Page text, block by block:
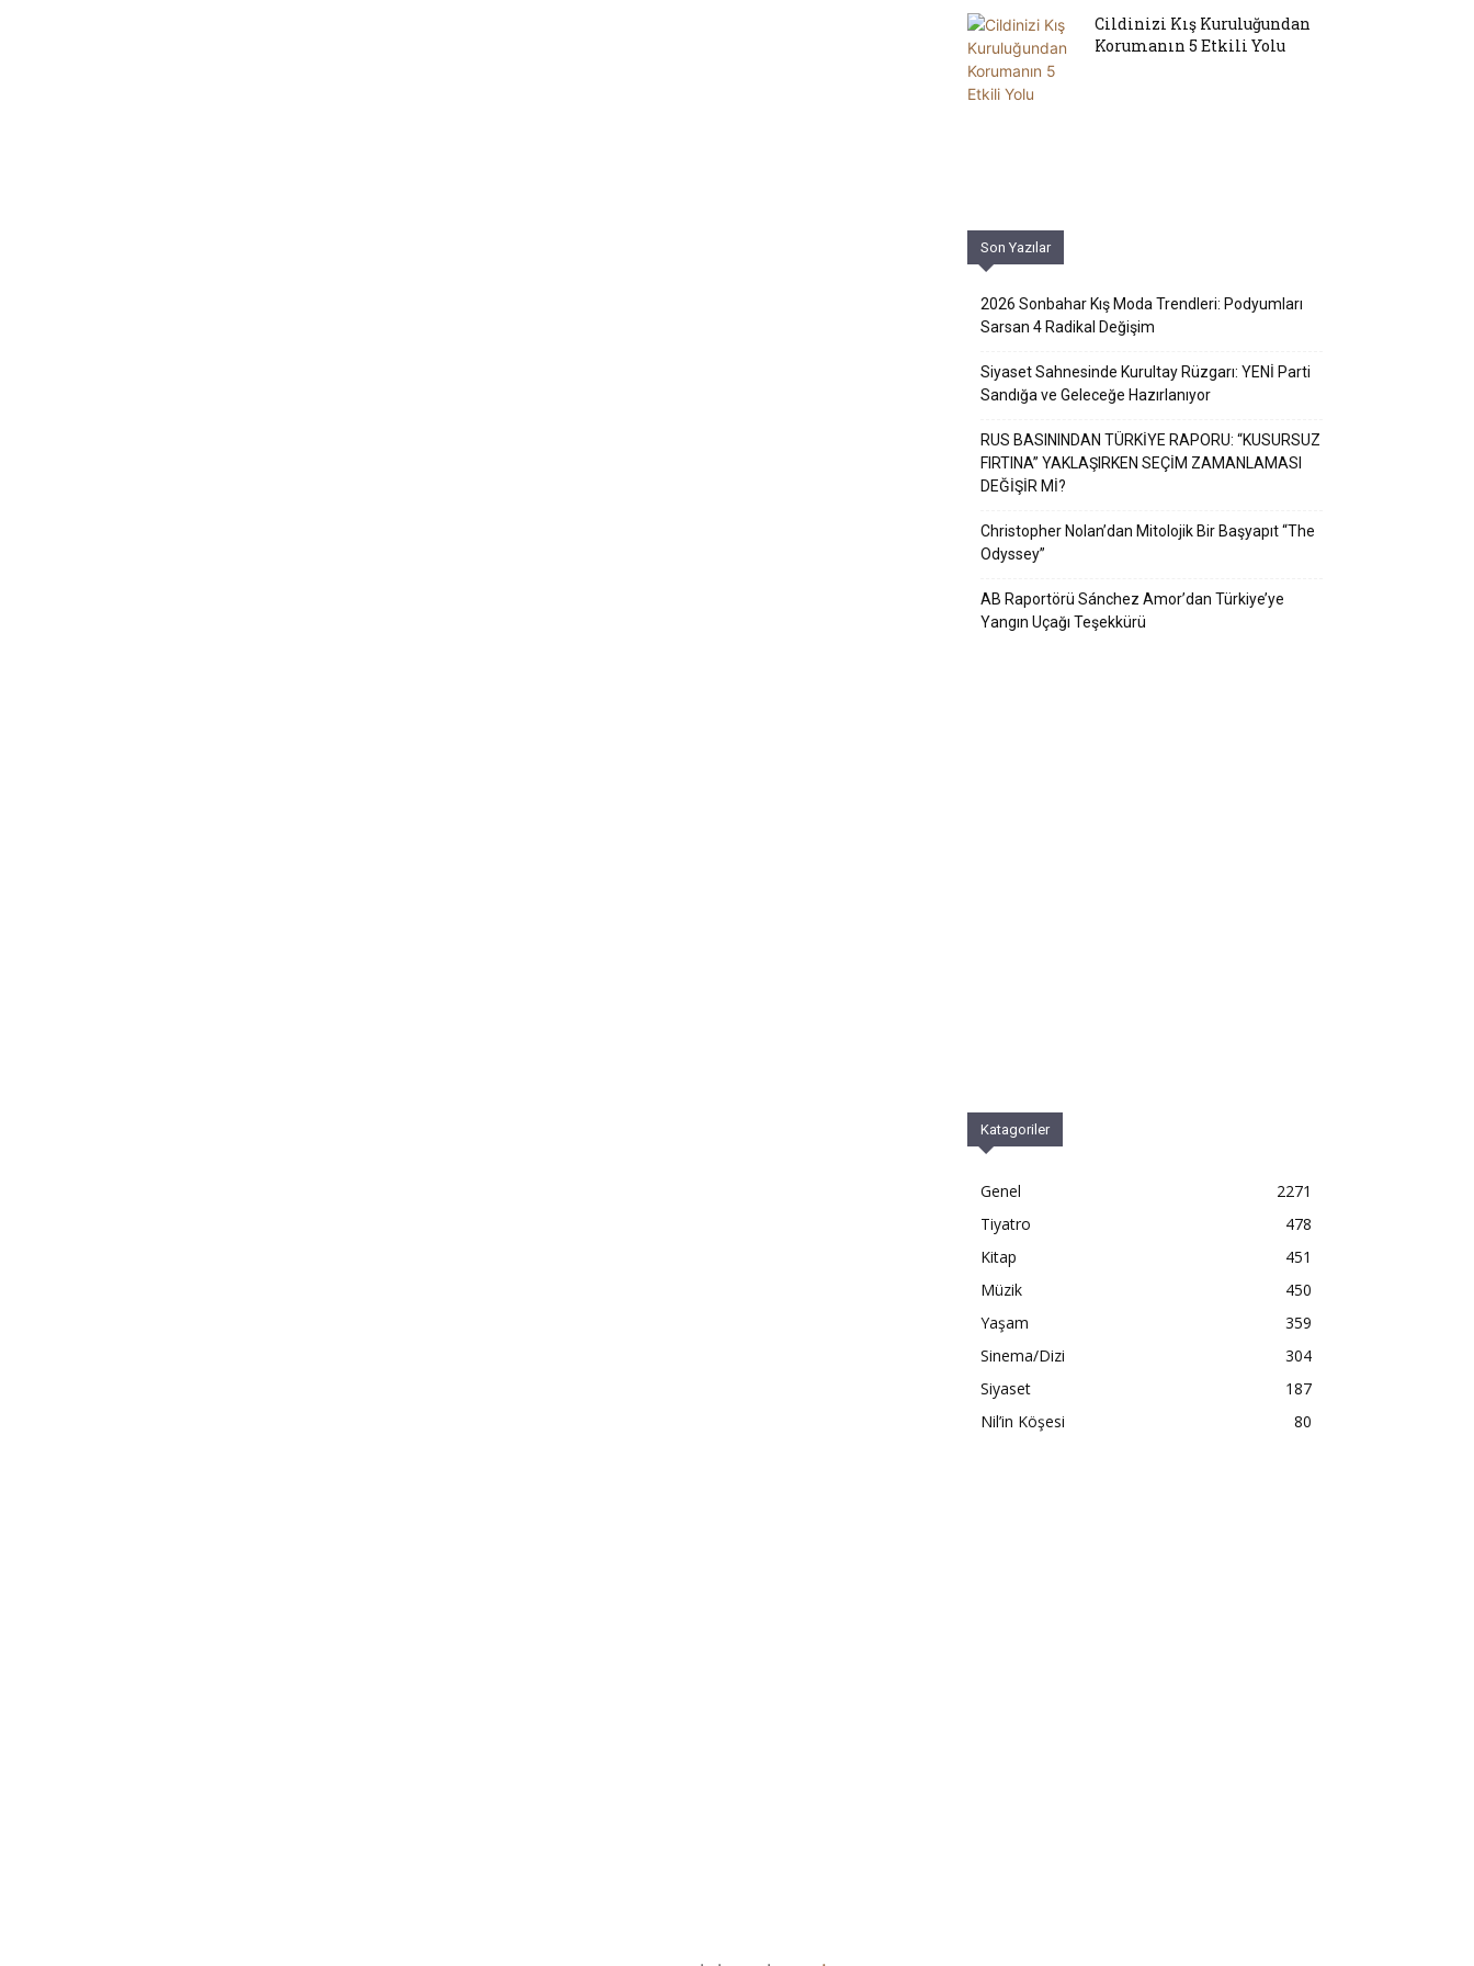
Cildinizi Kış Kuruluğundan
Korumanın 5 Etkili Yolu
Son Yazılar
2026 Sonbahar Kış Moda Trendleri: Podyumları
Sarsan 4 Radikal Değişim
Siyaset Sahnesinde Kurultay Rüzgarı: YENİ Parti
Sandığa ve Geleceğe Hazırlanıyor
RUS BASININDAN TÜRKİYE RAPORU: “KUSURSUZ
FIRTINA” YAKLAŞIRKEN SEÇİM ZAMANLAMASI
DEĞİŞİR Mİ?
Christopher Nolan’dan Mitolojik Bir Başyapıt “The
Odyssey”
AB Raportörü Sánchez Amor’dan Türkiye’ye
Yangın Uçağı Teşekkürü
Katagoriler
Genel
2271
Tiyatro
478
Kitap
451
Müzik
450
Yaşam
359
Sinema/Dizi
304
Siyaset
187
Nil’in Köşesi
80